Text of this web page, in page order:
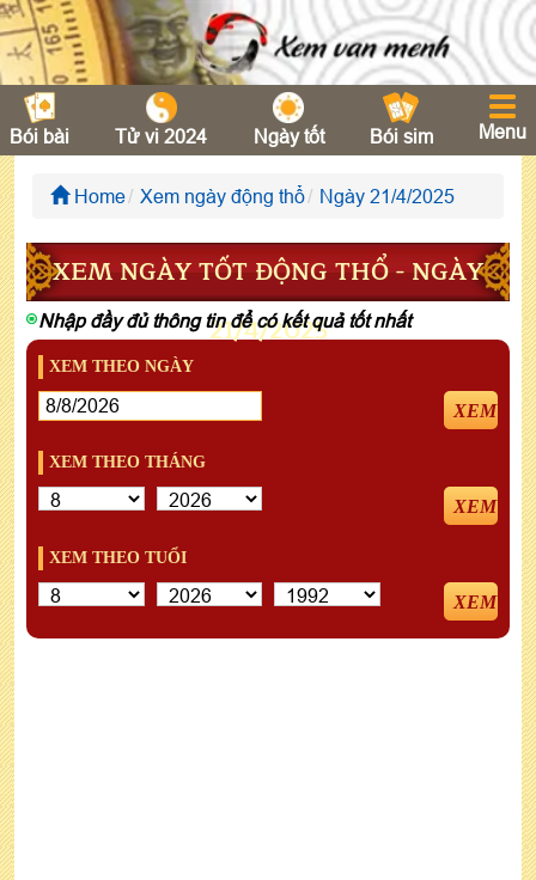
Bói bài Tử vi 2024 Ngày tốt Bói sim Menu
Home Xem ngày động thổ Ngày 21/4/2025
XEM NGÀY TỐT ĐỘNG THỔ - NGÀY
21/4/2025
Nhập đầy đủ thông tin để có kết quả tốt nhất
XEM THEO NGÀY
XEM
XEM THEO THÁNG
XEM
XEM THEO TUỔI
XEM